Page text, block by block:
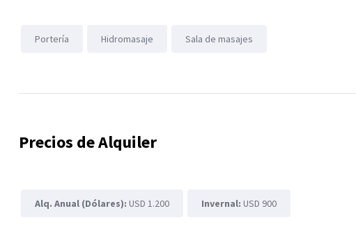
Portería Hidromasaje Sala de masajes
Precios de Alquiler
Alq. Anual (Dólares): USD 1.200 Invernal: USD 900